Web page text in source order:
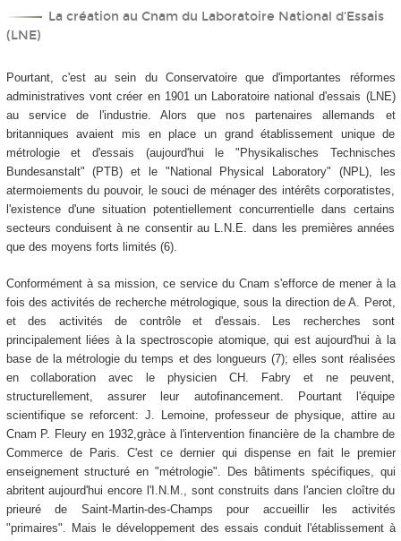
La création au Cnam du Laboratoire National d'Essais
(LNE)
Pourtant, c'est au sein du Conservatoire que d'importantes réformes
administratives vont créer en 1901 un Laboratoire national d'essais (LNE)
au service de l'industrie. Alors que nos partenaires allemands et
britanniques avaient mis en place un grand établissement unique de
métrologie et d'essais (aujourd'hui le "Physikalisches Technisches
Bundesanstalt" (PTB) et le "National Physical Laboratory" (NPL), les
atermoiements du pouvoir, le souci de ménager des intérêts corporatistes,
l'existence d'une situation potentiellement concurrentielle dans certains
secteurs conduisent à ne consentir au L.N.E. dans les premières années
que des moyens forts limités (6).
Conformément à sa mission, ce service du Cnam s'efforce de mener à la
fois des activités de recherche métrologique, sous la direction de A. Perot,
et des activités de contrôle et d'essais. Les recherches sont
principalement liées à la spectroscopie atomique, qui est aujourd'hui à la
base de la métrologie du temps et des longueurs (7); elles sont réalisées
en collaboration avec le physicien CH. Fabry et ne peuvent,
structurellement, assurer leur autofinancement. Pourtant l'équipe
scientifique se reforcent: J. Lemoine, professeur de physique, attire au
Cnam P. Fleury en 1932,gràce à l'intervention financière de la chambre de
Commerce de Paris. C'est ce dernier qui dispense en fait le premier
enseignement structuré en "métrologie". Des bâtiments spécifiques, qui
abritent aujourd'hui encore l'I.N.M., sont construits dans l'ancien cloître du
prieuré de Saint-Martin-des-Champs pour accueillir les activités
"primaires". Mais le développement des essais conduit l'établissement à